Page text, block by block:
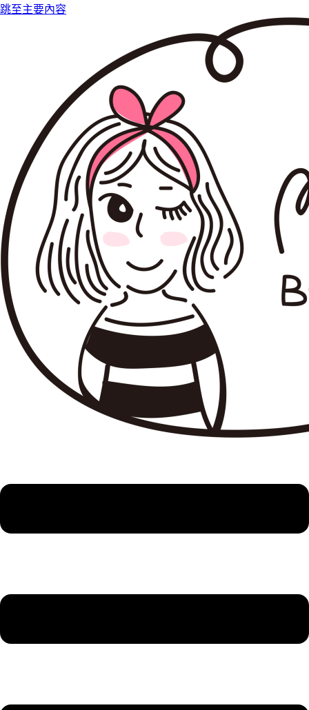
跳至主要內容